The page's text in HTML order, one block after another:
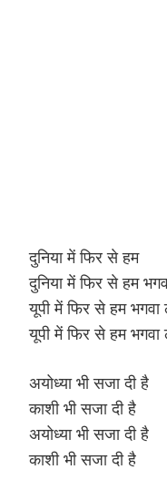
दुनिया में फिर से हम
दुनिया में फिर से हम
यूपी में फिर से हम भगवा
यूपी में फिर से हम भगवा
अयोध्या भी सजा दी है
काशी भी सजा दी है
अयोध्या भी सजा दी है
काशी भी सजा दी है